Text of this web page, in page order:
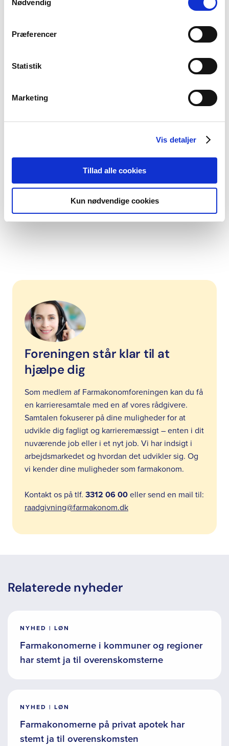
Nødvendig
Præferencer
Statistik
Marketing
Vis detaljer
Tillad alle cookies
Kun nødvendige cookies
kontrakt henviser til.
Hvis du har spørgsmål til reglerne for arbejdstid mellem
jul og nytår, kan du kontakte Farmakonomforeningens
15.00.Du kan også kontakte os via mail på
EMNEORD
Løn Ferie Kontrakt
Foreningen står klar til at
hjælpe dig
Som medlem af Farmakonomforeningen kan du få
en karrieresamtale med en af vores rådgivere.
Samtalen fokuserer på dine muligheder for at
udvikle dig fagligt og karrieremæssigt – enten i dit
nuværende job eller i et nyt job. Vi har indsigt i
arbejdsmarkedet og hvordan det udvikler sig. Og
vi kender dine muligheder som farmakonom.
Kontakt os på tlf. 3312 06 00eller send en mail til:
raadgivning@farmakonom.dk
Relaterede nyheder
NYHED | LØN
Farmakonomerne i kommuner og regioner
har stemt ja til overenskomsterne
NYHED | LØN
Farmakonomerne på privat apotek har
stemt ja til overenskomsten